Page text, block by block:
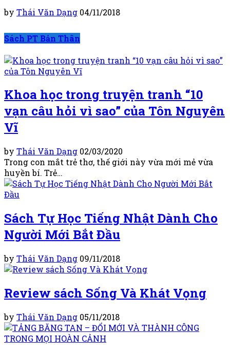
by Thái Văn Dạng 04/11/2018
Sách PT Bản Thân
Khoa học trong truyện tranh “10
vạn câu hỏi vì sao” của Tôn Nguyên
Vĩ
by Thái Văn Dạng 02/03/2020
Trong con mắt trẻ thơ, thế giới này vừa mới mẻ vừa
huyền bí. Trẻ…
Sách Tự Học Tiếng Nhật Dành Cho
Người Mới Bắt Đầu
by Thái Văn Dạng 09/11/2018
Review sách Sống Và Khát Vọng
by Thái Văn Dạng 05/11/2018